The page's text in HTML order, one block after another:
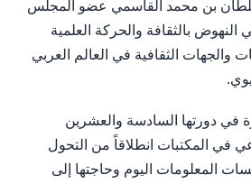
بن محمد القاسمي عضو المجلس
النهوض بالثقافة والحركة العلمية
والجهات الثقافية في العالم العربي
في دورتها السادسة والعشرين
في المكتبات انطلاقاً من التحول
المعلومات اليوم وحاجتها إلى